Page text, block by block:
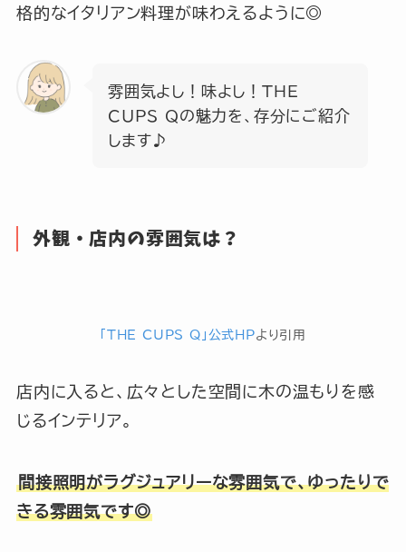
格的なイタリアン料理が味わえるように◎
雰囲気よし！味よし！THE
CUPS Qの魅力を、存分にご紹介
します♪
外観・店内の雰囲気は？
「THE CUPS Q」公式HPより引用
店内に入ると、広々とした空間に木の温もりを感
じるインテリア。
間接照明がラグジュアリーな雰囲気で、ゆったりで
きる雰囲気です◎